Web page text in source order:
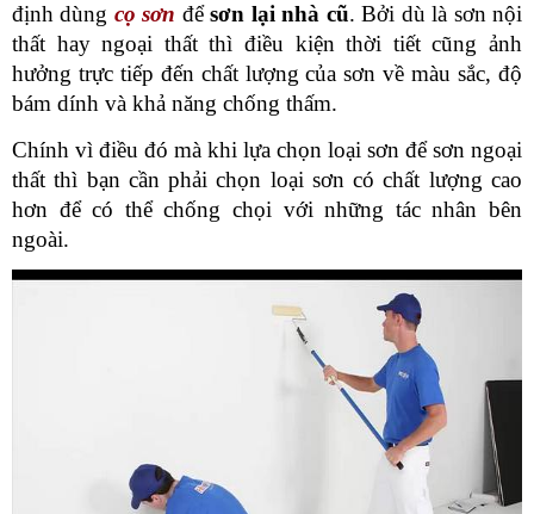
định dùng cọ sơn để sơn lại nhà cũ. Bởi dù là sơn nội
thất hay ngoại thất thì điều kiện thời tiết cũng ảnh
hưởng trực tiếp đến chất lượng của sơn về màu sắc, độ
bám dính và khả năng chống thấm.
Chính vì điều đó mà khi lựa chọn loại sơn để sơn ngoại
thất thì bạn cần phải chọn loại sơn có chất lượng cao
hơn để có thể chống chọi với những tác nhân bên
ngoài.